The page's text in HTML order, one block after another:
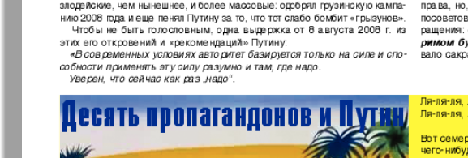
Германия плюс Диалог
Еврейская газета
Еврейская
панорама